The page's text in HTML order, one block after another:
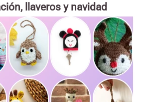
llaveros y navidad